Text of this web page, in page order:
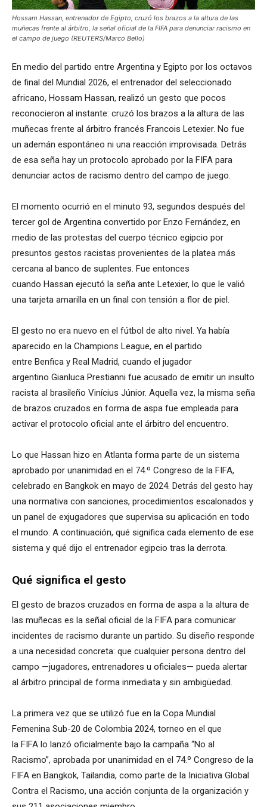
Hossam Hassan, entrenador de Egipto, cruzó los brazos a la altura de las
muñecas frente al árbitro, la señal oficial de la FIFA para denunciar racismo en
el campo de juego (REUTERS/Marco Bello)
En medio del partido entre Argentina y Egipto por los octavos
de final del Mundial 2026, el entrenador del seleccionado
africano, Hossam Hassan, realizó un gesto que pocos
reconocieron al instante: cruzó los brazos a la altura de las
muñecas frente al árbitro francés Francois Letexier. No fue
un ademán espontáneo ni una reacción improvisada. Detrás
de esa seña hay un protocolo aprobado por la FIFA para
denunciar actos de racismo dentro del campo de juego.
El momento ocurrió en el minuto 93, segundos después del
tercer gol de Argentina convertido por Enzo Fernández, en
medio de las protestas del cuerpo técnico egipcio por
presuntos gestos racistas provenientes de la platea más
cercana al banco de suplentes. Fue entonces
cuando Hassan ejecutó la seña ante Letexier, lo que le valió
una tarjeta amarilla en un final con tensión a flor de piel.
El gesto no era nuevo en el fútbol de alto nivel. Ya había
aparecido en la Champions League, en el partido
entre Benfica y Real Madrid, cuando el jugador
argentino Gianluca Prestianni fue acusado de emitir un insulto
racista al brasileño Vinícius Júnior. Aquella vez, la misma seña
de brazos cruzados en forma de aspa fue empleada para
activar el protocolo oficial ante el árbitro del encuentro.
Lo que Hassan hizo en Atlanta forma parte de un sistema
aprobado por unanimidad en el 74.º Congreso de la FIFA,
celebrado en Bangkok en mayo de 2024. Detrás del gesto hay
una normativa con sanciones, procedimientos escalonados y
un panel de exjugadores que supervisa su aplicación en todo
el mundo. A continuación, qué significa cada elemento de ese
sistema y qué dijo el entrenador egipcio tras la derrota.
Qué significa el gesto
El gesto de brazos cruzados en forma de aspa a la altura de
las muñecas es la señal oficial de la FIFA para comunicar
incidentes de racismo durante un partido. Su diseño responde
a una necesidad concreta: que cualquier persona dentro del
campo —jugadores, entrenadores u oficiales— pueda alertar
al árbitro principal de forma inmediata y sin ambigüedad.
La primera vez que se utilizó fue en la Copa Mundial
Femenina Sub-20 de Colombia 2024, torneo en el que
la FIFA lo lanzó oficialmente bajo la campaña “No al
Racismo”, aprobada por unanimidad en el 74.º Congreso de la
FIFA en Bangkok, Tailandia, como parte de la Iniciativa Global
Contra el Racismo, una acción conjunta de la organización y